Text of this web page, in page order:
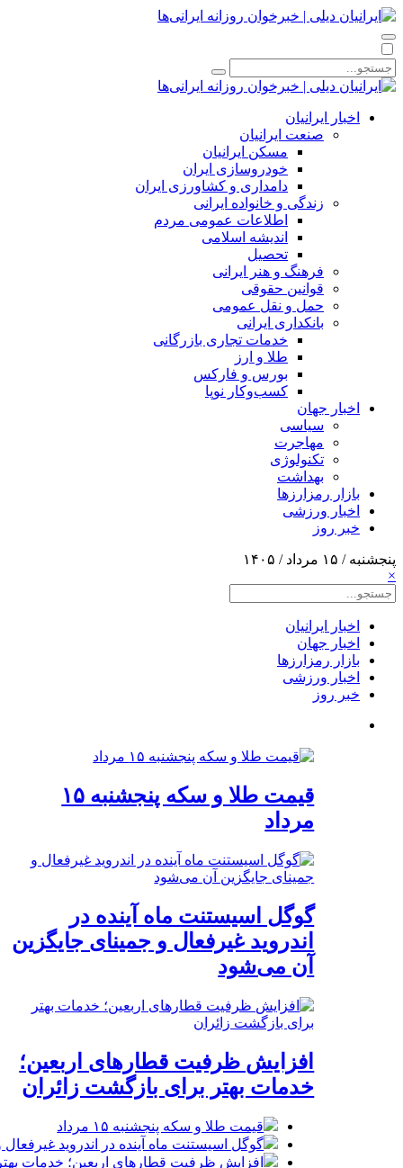
اخبار ایرانیان
صنعت ایرانیان
مسکن ایرانیان
خودروسازی ایران
دامداری و کشاورزی ایران
زندگی و خانواده ایرانی
اطلاعات عمومی مردم
اندیشه اسلامی
تحصیل
فرهنگ و هنر ایرانی
قوانین حقوقی
حمل و نقل عمومی
بانکداری ایرانی
خدمات تجاری بازرگانی
طلا و ارز
بورس و فارکس
کسب‌وکار نوپا
اخبار جهان
سیاسی
مهاجرت
تکنولوژی
بهداشت
بازار رمزارزها
اخبار ورزشی
خبر روز
پنجشنبه / ۱۵ مرداد / ۱۴۰۵
×
اخبار ایرانیان
اخبار جهان
بازار رمزارزها
اخبار ورزشی
خبر روز
قیمت طلا و سکه پنجشنبه ۱۵
مرداد
گوگل اسیستنت ماه آینده در
اندروید غیرفعال و جمینای جایگزین
آن می‌شود
افزایش ظرفیت قطارهای اربعین؛
خدمات بهتر برای بازگشت زائران
قیمت طلا و سکه پنجشنبه ۱۵ مرداد
گوگل اسیستنت ماه آینده در اندروید
افزایش ظرفیت قطارهای اربعین؛ خدمات